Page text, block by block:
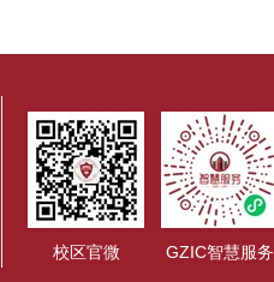
校区官微
GZIC智慧服务